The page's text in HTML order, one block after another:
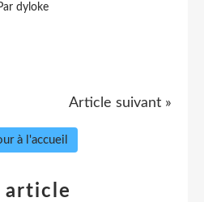
dyloke
Article suivant »
à l'accueil
article